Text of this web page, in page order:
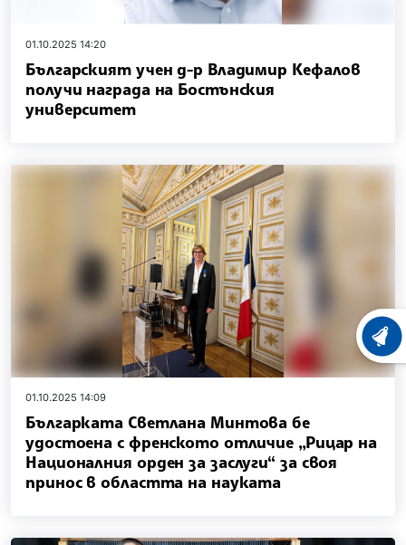
01.10.2025 14:20
Българският учен д-р Владимир Кефалов
получи награда на Бостънския
университет
01.10.2025 14:09
Българката Светлана Минтова бе
удостоена с френското отличие „Рицар на
Националния орден за заслуги“ за своя
принос в областта на науката